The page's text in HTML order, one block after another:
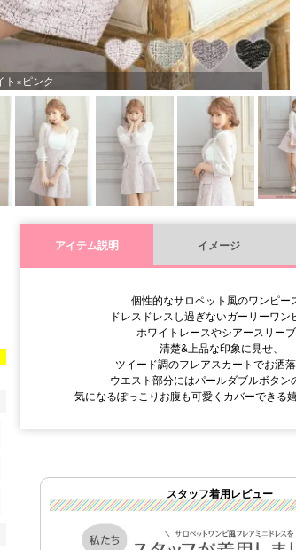
ト×ピンク
アイテム説明 イメージ
個性的なサロペット風のワンピー
ドレスドレスし過ぎないガーリーワ
ホワイトレースやシアースリー
清楚&上品な印象に見せ、
ツイード調のフレアスカートでお洒
ウエスト部分にはパールダブルボタン
気になるぽっこりお腹も可愛くカバーできる
スタッフ着用レビュー